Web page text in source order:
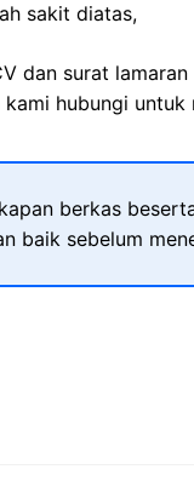
sakit diatas,
dan surat
hubungi
berkas
baik sebelum